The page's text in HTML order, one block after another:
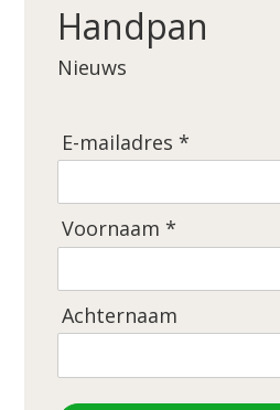
Handpan
Nieuws
E-mailadres *
Voornaam *
Achternaam